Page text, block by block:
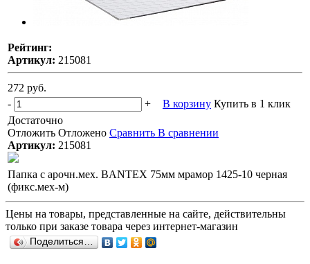
Рейтинг:
Артикул: 215081
272 руб.
-
+ В корзину Купить в 1 клик
Достаточно
Отложить Отложено Сравнить В сравнении
Артикул: 215081
Папка с арочн.мех. BANTEX 75мм мрамор 1425-10 черная
(фикс.мех-м)
Цены на товары, представленные на сайте, действительны
только при заказе товара через интернет-магазин
Поделиться…